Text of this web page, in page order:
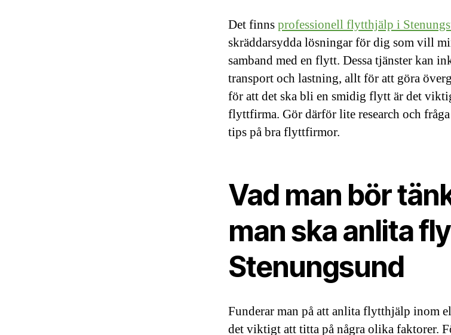
Det finnsprofessionell flytthjälp i
skräddarsydda lösningar för dig som vill
samband med en flytt. Dessa tjänster kan
transport och lastning, allt för att göra
för att det ska bli en smidig flytt är det
flyttfirma. Gör därför lite research och
tips på bra flyttfirmor.
Vad man bör
man ska anlita
Stenungsund
Funderar man på att anlita flytthjälp inom
det viktigt att titta på några olika faktorer.